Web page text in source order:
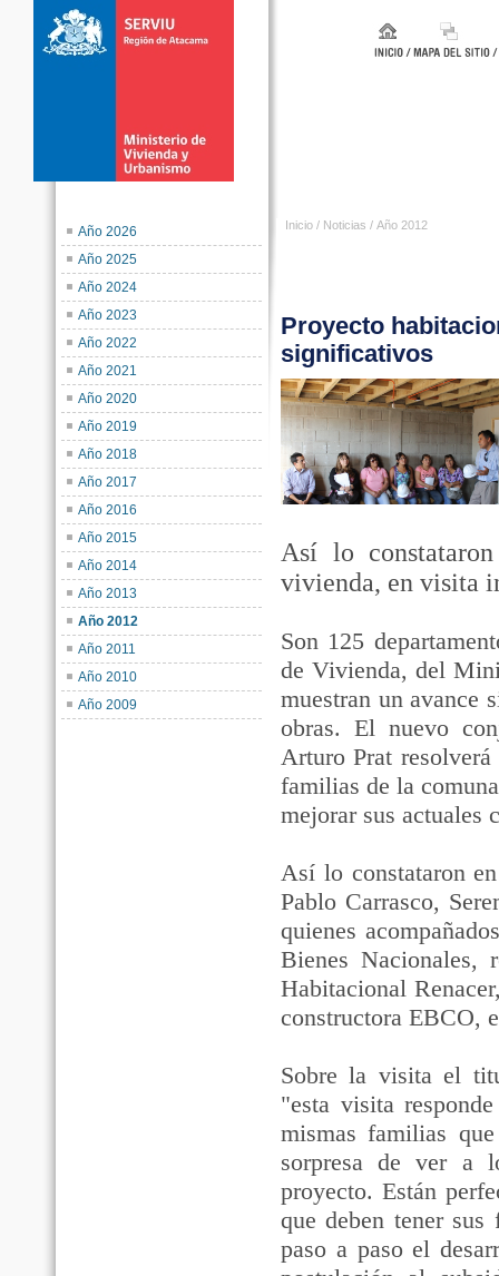
Año 2026
Año 2025
Año 2024
Año 2023
Año 2022
Año 2021
Año 2020
Año 2019
Año 2018
Año 2017
Año 2016
Año 2015
Año 2014
Año 2013
Año 2012
Año 2011
Año 2010
Año 2009
Inicio / Noticias / Año 2012
Proyecto
significativos
Así lo
vivienda, en visita
Son 125
de Vivienda, del
muestran un avance
obras. El nuevo
Arturo Prat
familias de la
mejorar sus actuales
Así lo constataron
Pablo Carrasco,
quienes
Bienes Nacionales,
Habitacional
constructora EBCO,
Sobre la visita el
"esta visita
mismas familias
sorpresa de ver a
proyecto. Están
que deben tener sus
paso a paso el